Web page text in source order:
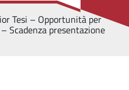
Tesi – Opportunità per
Scadenza presentazione